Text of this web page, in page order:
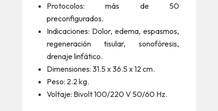
Protocolos: más de 50
preconfigurados.
Indicaciones: Dolor, edema, espasmos,
regeneración tisular, sonofóresis,
drenaje linfático.
Dimensiones: 31.5 x 36.5 x 12 cm.
Peso: 2.2 kg.
Voltaje: Bivolt 100/220 V 50/60 Hz.